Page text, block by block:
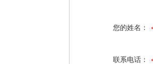
您的姓名：
联系电话：